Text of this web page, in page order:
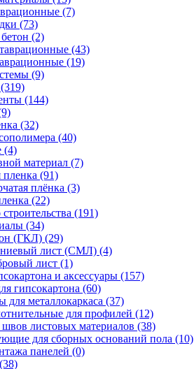
(7)
(73)
(2)
(43)
(19)
(9)
(144)
(32)
(40)
(4)
материал (7)
пленка (91)
плёнка (3)
(22)
(191)
(34)
(ГКЛ) (29)
лист (СМЛ) (4)
лист (1)
и аксессуары (157)
гипсокартона (60)
для металлокаркаса (37)
для профилей (12)
листовых материалов (38)
для сборных оснований пола (10)
панелей (0)